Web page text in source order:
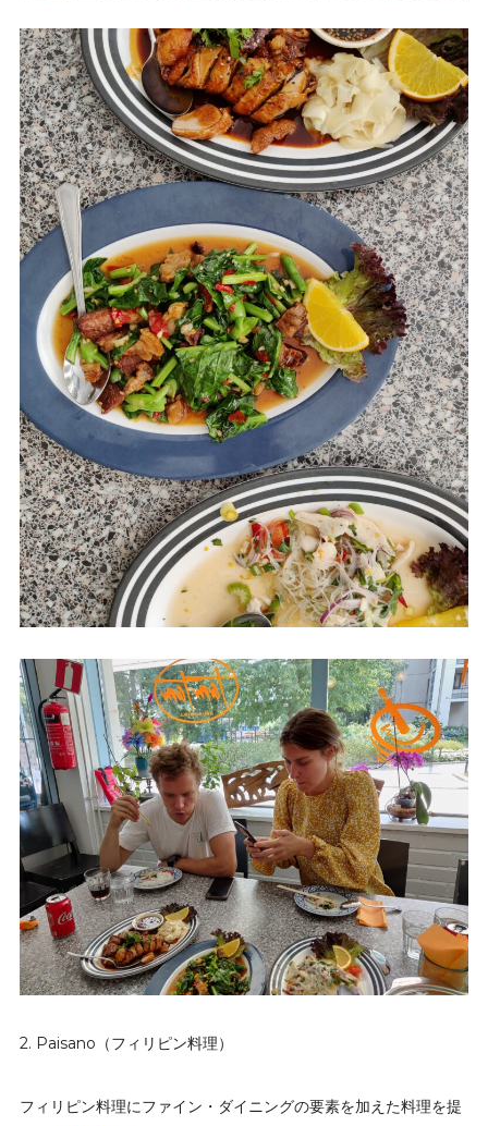
2. Paisano（フィリピン料理）
フィリピン料理にファイン・ダイニングの要素を加えた料理を提